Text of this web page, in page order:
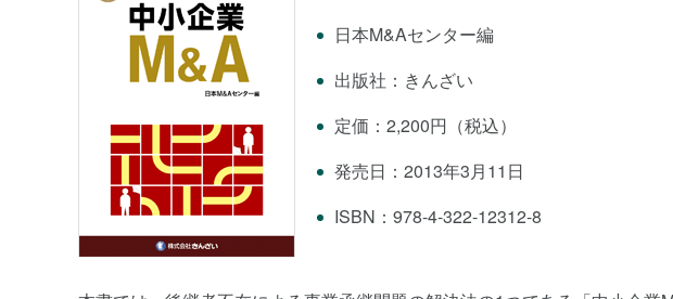
日本M&Aセンター編
出版社：きんざい
定価：2,200円（税込）
発売日：2013年3月11日
ISBN：978-4-322-12312-8